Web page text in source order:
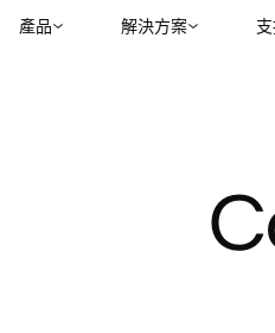
產品 解決方案